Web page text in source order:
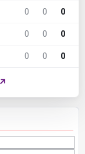
0 0 0
0 0 0
0 0 0
↗